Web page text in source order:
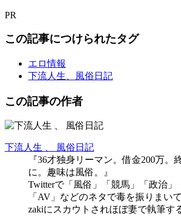
PR
この記事につけられたタグ
エロ情報
下流人生、風俗日記
この記事の作者
下流人生 、 風俗日記
『36才独身リーマン。借金200万。
に。趣味は風俗。』
Twitterで「風俗」「競馬」「政治」
「AV」などのネタで毒を振りまい
zakiにスカウトされほぼ妻で執筆す